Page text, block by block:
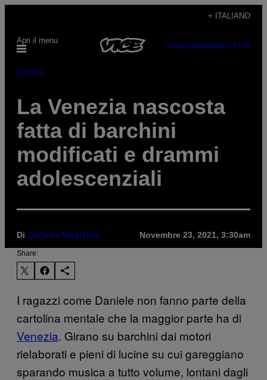
contenuto
+ ITALIANO
Apri il menu
SUBSCRIBENEWSLETTER
Cultura
La Venezia nascosta
fatta di barchini
modificati e drammi
adolescenziali
Di Carlotta Magistris Novembre 23, 2021, 3:30am
Share:
I ragazzi come Daniele non fanno parte della
cartolina mentale che la maggior parte ha di
Venezia. Girano su barchini dai motori
rielaborati e pieni di lucine su cui gareggiano
sparando musica a tutto volume, lontani dagli